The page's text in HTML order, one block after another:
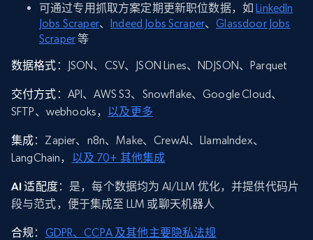
可通过专用抓取方案定期更新职位数据，如LinkedIn
Jobs Scraper、Indeed Jobs Scraper、Glassdoor Jobs
Scraper等
数据格式 ：JSON、CSV、JSON Lines、NDJSON、Parquet
交付方式 ：API、AWS S3、Snowflake、Google Cloud、
SFTP、webhooks， 以及更多
集成：Zapier、n8n、Make、CrewAI、LlamaIndex、
LangChain， 以及 70+ 其他集成
AI 适配度：是，每个数据均为 AI/LLM 优化，并提供代码片
段与范式，便于集成至 LLM 或聊天机器人
合规： GDPR、CCPA 及其他主要隐私法规